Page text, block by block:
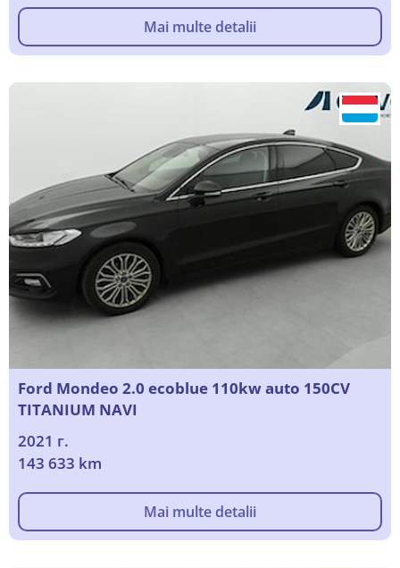
Mai multe detalii
Ford Mondeo 2.0 ecoblue 110kw auto 150CV
TITANIUM NAVI
2021 г.
143 633 km
Mai multe detalii